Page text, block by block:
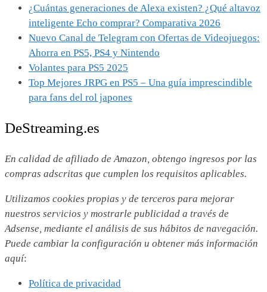
¿Cuántas generaciones de Alexa existen? ¿Qué altavoz
inteligente Echo comprar? Comparativa 2026
Nuevo Canal de Telegram con Ofertas de Videojuegos:
Ahorra en PS5, PS4 y Nintendo
Volantes para PS5 2025
Top Mejores JRPG en PS5 – Una guía imprescindible
para fans del rol japones
DeStreaming.es
En calidad de afiliado de Amazon, obtengo ingresos por las
compras adscritas que cumplen los requisitos aplicables.
Utilizamos cookies propias y de terceros para mejorar
nuestros servicios y mostrarle publicidad a través de
Adsense, mediante el análisis de sus hábitos de navegación.
Puede cambiar la configuración u obtener más información
aquí:
Política de privacidad